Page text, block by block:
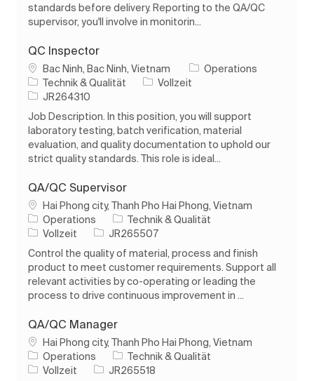
standards before delivery. Reporting to the QA/QC
supervisor, you'll involve in monitorin...
QC Inspector
Ort Bac Ninh, Bac Ninh, Vietnam
Operations
Kategorie
Technik & Qualität Auftragstyp
Vollzeit
Auftrags-ID
JR264310
Job Description. In this position, you will support
laboratory testing, batch verification, material
evaluation, and quality documentation to uphold our
strict quality standards. This role is ideal...
QA/QC Supervisor
Ort
Hai Phong city, Thanh Pho Hai Phong, Vietnam
Operations
Kategorie
Technik & Qualität
Auftragstyp
Vollzeit Auftrags-ID
JR265507
Control the quality of material, process and finish
product to meet customer requirements. Support all
relevant activities by co-operating or leading the
process to drive continuous improvement in ...
QA/QC Manager
Ort
Hai Phong city, Thanh Pho Hai Phong, Vietnam
Operations
Kategorie
Technik & Qualität
Auftragstyp
Vollzeit Auftrags-ID
JR265518